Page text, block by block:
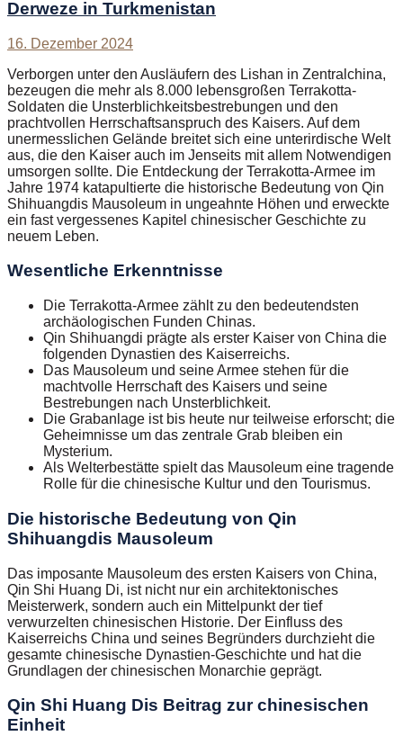
Derweze in Turkmenistan
16. Dezember 2024
Verborgen unter den Ausläufern des Lishan in Zentralchina,
bezeugen die mehr als 8.000 lebensgroßen Terrakotta-
Soldaten die Unsterblichkeitsbestrebungen und den
prachtvollen Herrschaftsanspruch des Kaisers. Auf dem
unermesslichen Gelände breitet sich eine unterirdische Welt
aus, die den Kaiser auch im Jenseits mit allem Notwendigen
umsorgen sollte. Die Entdeckung der Terrakotta-Armee im
Jahre 1974 katapultierte die historische Bedeutung von Qin
Shihuangdis Mausoleum in ungeahnte Höhen und erweckte
ein fast vergessenes Kapitel chinesischer Geschichte zu
neuem Leben.
Wesentliche Erkenntnisse
Die Terrakotta-Armee zählt zu den bedeutendsten
archäologischen Funden Chinas.
Qin Shihuangdi prägte als erster Kaiser von China die
folgenden Dynastien des Kaiserreichs.
Das Mausoleum und seine Armee stehen für die
machtvolle Herrschaft des Kaisers und seine
Bestrebungen nach Unsterblichkeit.
Die Grabanlage ist bis heute nur teilweise erforscht; die
Geheimnisse um das zentrale Grab bleiben ein
Mysterium.
Als Welterbestätte spielt das Mausoleum eine tragende
Rolle für die chinesische Kultur und den Tourismus.
Die historische Bedeutung von Qin
Shihuangdis Mausoleum
Das imposante Mausoleum des ersten Kaisers von China,
Qin Shi Huang Di, ist nicht nur ein architektonisches
Meisterwerk, sondern auch ein Mittelpunkt der tief
verwurzelten chinesischen Historie. Der Einfluss des
Kaiserreichs China und seines Begründers durchzieht die
gesamte chinesische Dynastien-Geschichte und hat die
Grundlagen der chinesischen Monarchie geprägt.
Qin Shi Huang Dis Beitrag zur chinesischen
Einheit